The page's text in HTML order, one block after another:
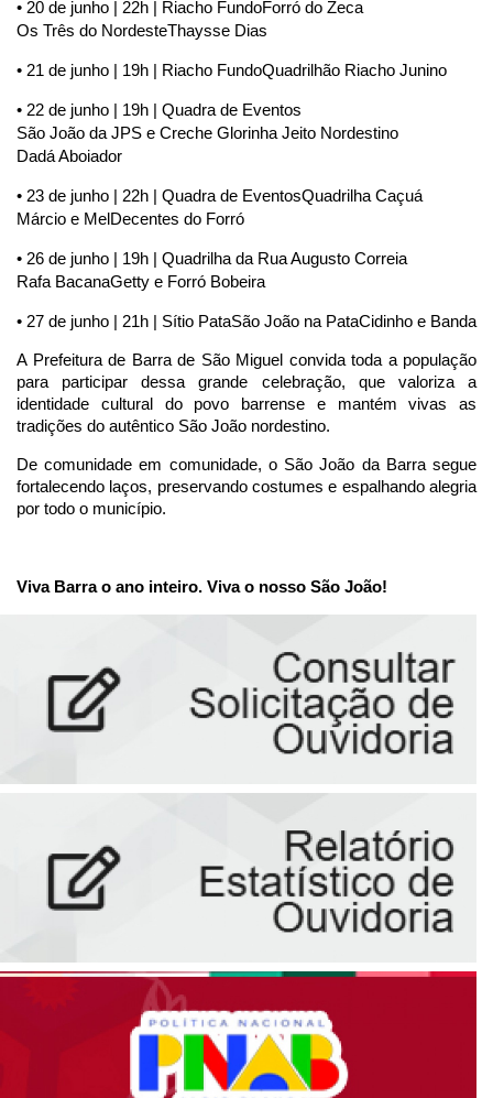
• 20 de junho | 22h | Riacho FundoForró do Zeca
Os Três do NordesteThaysse Dias
• 21 de junho | 19h | Riacho FundoQuadrilhão Riacho Junino
• 22 de junho | 19h | Quadra de Eventos
São João da JPS e Creche Glorinha Jeito Nordestino
Dadá Aboiador
• 23 de junho | 22h | Quadra de EventosQuadrilha Caçuá
Márcio e Mel Decentes do Forró
• 26 de junho | 19h | Quadrilha da Rua Augusto Correia
Rafa BacanaGetty e Forró Bobeira
• 27 de junho | 21h | Sítio PataSão João na PataCidinho e Banda
A Prefeitura de Barra de São Miguel convida toda a população
para participar dessa grande celebração, que valoriza a
identidade cultural do povo barrense e mantém vivas as
tradições do autêntico São João nordestino.
De comunidade em comunidade, o São João da Barra segue
fortalecendo laços, preservando costumes e espalhando alegria
por todo o município.
Viva Barra o ano inteiro. Viva o nosso São João!